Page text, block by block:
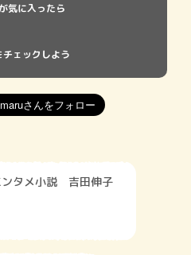
気に入ったら
チェックしよう
タメ小説 吉田伸子